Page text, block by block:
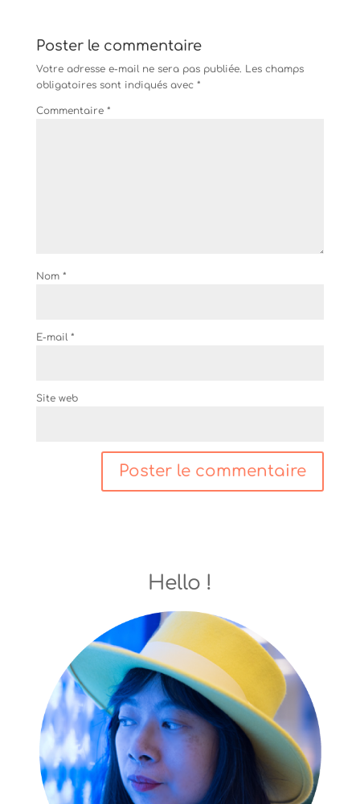
Poster le commentaire
Votre adresse e-mail ne sera pas publiée. Les champs
obligatoires sont indiqués avec *
Commentaire *
Nom *
E-mail *
Site web
Hello !